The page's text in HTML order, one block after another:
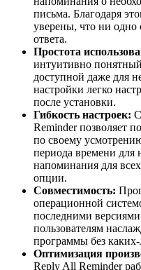
письма. Благодаря
уверены, что ни одно
ответа.
Простота
интуитивно
доступной даже для
настройки легко
после установки.
Гибкость настроек:
Reminder позволяет
по своему
периода времени
напоминания для
опции.
Совместимость:
операционной
последними
пользователям
программы без
Оптимизация
Reply All Reminder